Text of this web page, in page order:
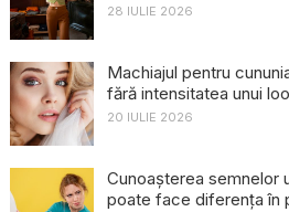
28 IULIE 2026
Machiajul pentru
fără intensitatea unui
20 IULIE 2026
Cunoașterea semnelor
poate face diferența în